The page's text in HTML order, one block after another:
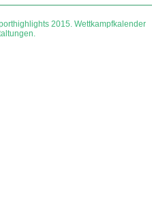
2015. Wettkampfkalender